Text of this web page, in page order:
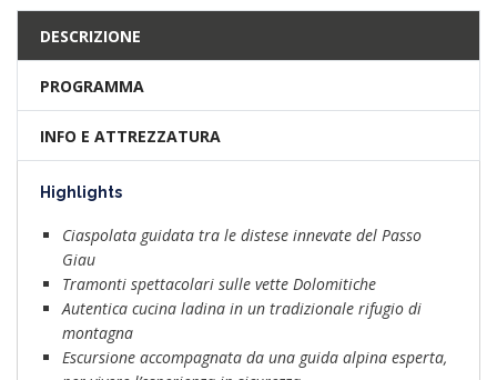
DESCRIZIONE
PROGRAMMA
INFO E ATTREZZATURA
Highlights
Ciaspolata guidata tra le distese innevate del Passo
Giau
Tramonti spettacolari sulle vette Dolomitiche
Autentica cucina ladina in un tradizionale rifugio di
montagna
Escursione accompagnata da una guida alpina esperta,